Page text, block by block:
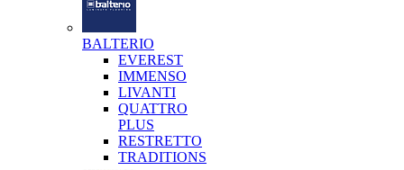
BALTERIO
EVEREST
IMMENSO
LIVANTI
QUATTRO
PLUS
RESTRETTO
TRADITIONS